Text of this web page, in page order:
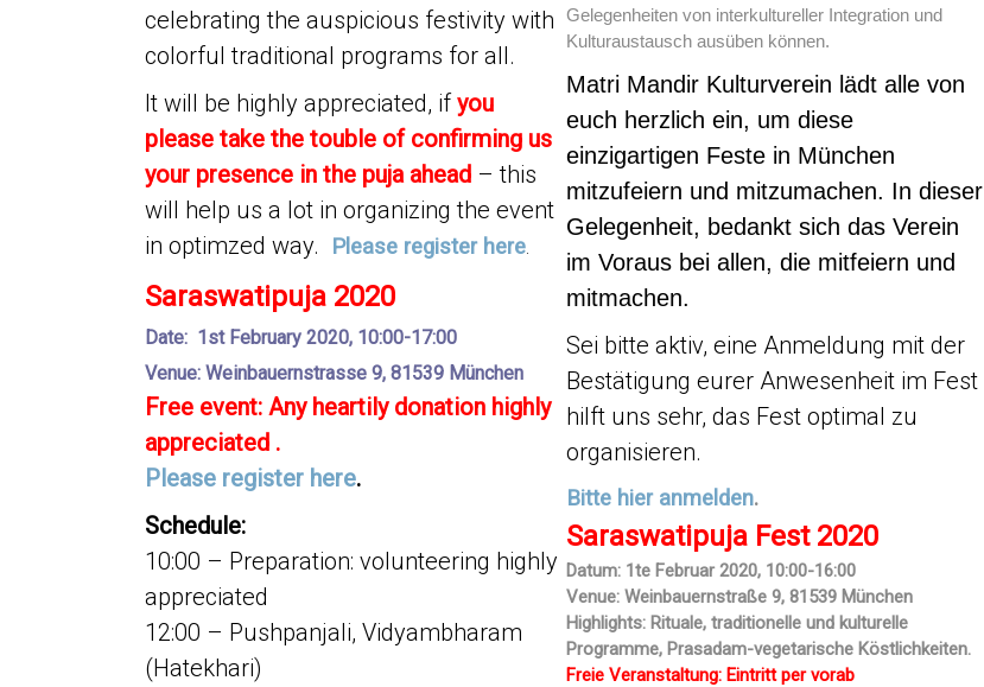
celebrating the auspicious festivity with
colorful traditional programs for all.
It will be highly appreciated, ifyou
please take the touble of confirming us
your presence in the puja ahead – this
will help us a lot in organizing the event
in optimzed way.
Please register here.
Saraswatipuja 2020
Date: 1st February 2020, 10:00-17:00
Venue: Weinbauernstrasse 9, 81539 München
Free event: Any heartily donation highly
appreciated .
Please register here.
Schedule:
10:00 – Preparation: volunteering highly
appreciated
12:00 – Pushpanjali, Vidyambharam
(Hatekhari)
Gelegenheiten von interkultureller Integration und
Kulturaustausch ausüben können.
Matri Mandir Kulturverein lädt alle von
euch herzlich ein, um diese
einzigartigen Feste in München
mitzufeiern und mitzumachen. In dieser
Gelegenheit, bedankt sich das Verein
im Voraus bei allen, die mitfeiern und
mitmachen.
Sei bitte aktiv, eine Anmeldung mit der
Bestätigung eurer Anwesenheit im Fest
hilft uns sehr, das Fest optimal zu
organisieren.
Bitte hier anmelden.
Saraswatipuja Fest 2020
Datum: 1te Februar 2020, 10:00-16:00
Venue: Weinbauernstraße 9, 81539 München
Highlights: Rituale, traditionelle und kulturelle
Programme, Prasadam-vegetarische Köstlichkeiten.
Freie Veranstaltung: Eintrittper vorab